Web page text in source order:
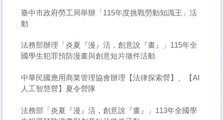
臺中市政府勞工局舉辦「115年度挑戰勞動知識王」活
動
法務部辦理「炎夏『漫』活，創意說『畫』」115年全
國學生犯罪預防漫畫與創意短片徵件活動
中華民國應用商業管理協會辦理【法律探索營】、【AI
人工智慧營】夏令營隊
法務部「炎夏『漫』活，創意說『畫』」113年全國學